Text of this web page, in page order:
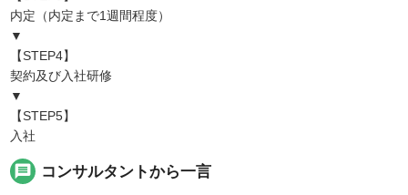
内定（内定まで1週間程度）
▼
【STEP4】
契約及び入社研修
▼
【STEP5】
入社
message コンサルタントから一言